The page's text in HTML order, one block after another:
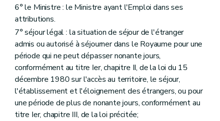
6° le Ministre : le Ministre ayant l'Emploi dans ses
attributions.
7° séjour légal : la situation de séjour de l'étranger
admis ou autorisé à séjourner dans le Royaume pour une
période qui ne peut dépasser nonante jours,
conformément au titre Ier, chapitre II, de la loi du 15
décembre 1980 sur l'accès au territoire, le séjour,
l'établissement et l'éloignement des étrangers, ou pour
une période de plus de nonante jours, conformément au
titre Ier, chapitre III, de la loi précitée;